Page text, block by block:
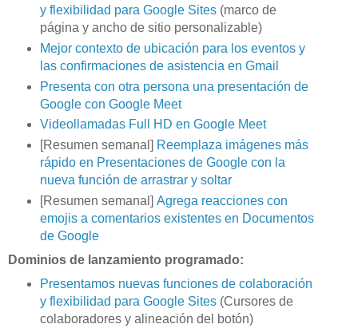
y flexibilidad para Google Sites(marco de
página y ancho de sitio personalizable)
Mejor contexto de ubicación para los eventos y
las confirmaciones de asistencia en Gmail
Presenta con otra persona una presentación de
Google con Google Meet
Videollamadas Full HD en Google Meet
[Resumen semanal] Reemplaza imágenes más
rápido en Presentaciones de Google con la
nueva función de arrastrar y soltar
[Resumen semanal] Agrega reacciones con
emojis a comentarios existentes en Documentos
de Google
Dominios de lanzamiento programado:
Presentamos nuevas funciones de colaboración
y flexibilidad para Google Sites(Cursores de
colaboradores y alineación del botón)